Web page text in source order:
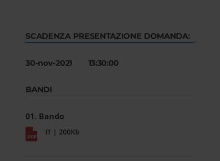
SCADENZA PRESENTAZIONE DOMANDA:
30-nov-2021 13:30:00
BANDI
01. Bando
IT | 200Kb